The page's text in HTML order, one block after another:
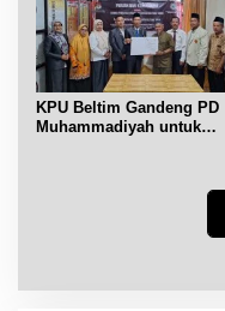
KPU Beltim Gandeng PD
Muhammadiyah untuk